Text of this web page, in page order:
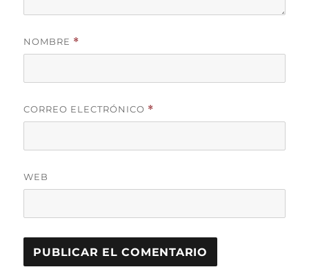
NOMBRE *
CORREO ELECTRÓNICO *
WEB